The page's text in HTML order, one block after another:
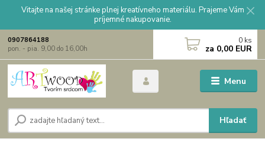
Vitajte na našej stránke plnej kreatívneho materiálu. Prajeme Vám
príjemné nakupovanie.
Menu
Hľadať
0907864188
pon. - pia. 9,00 do 16,00h
0 ks
za 0,00 EUR